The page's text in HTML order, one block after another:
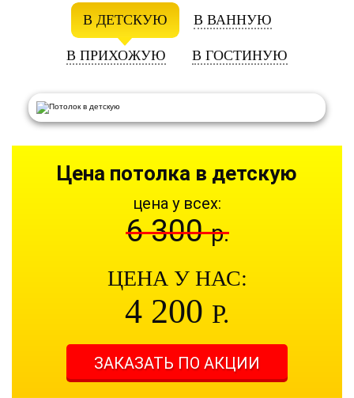
В ДЕТСКУЮ В ВАННУЮ
В ПРИХОЖУЮ В ГОСТИНУЮ
Цена потолка в детскую
цена у всех:
6 300р.
ЦЕНА У НАС:
4 200 Р.
ЗАКАЗАТЬ ПО АКЦИИ